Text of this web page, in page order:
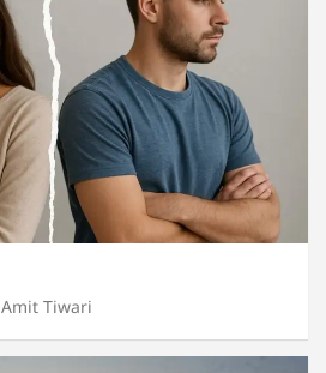
Amit Tiwari